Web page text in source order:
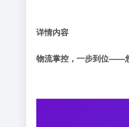
详情内容
物流掌控，一步到位——